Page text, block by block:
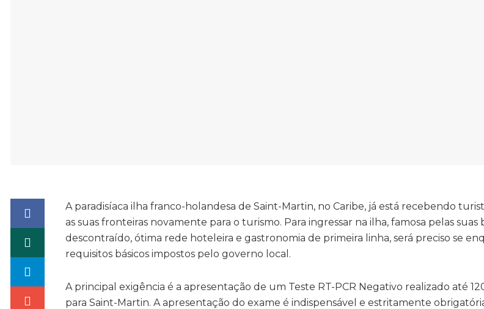
A paradisíaca ilha franco-holandesa de Saint-Martin, no Caribe, já está recebendo
as suas fronteiras novamente para o turismo. Para ingressar na ilha, famosa pelas suas
descontraído, ótima rede hoteleira e gastronomia de primeira linha, será preciso se
requisitos básicos impostos pelo governo local.
A principal exigência é a apresentação de um Teste RT-PCR Negativo realizado até
para Saint-Martin. A apresentação do exame é indispensável e estritamente